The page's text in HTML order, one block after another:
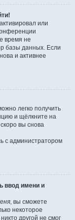
или
время не
базы данных. Если
и активнее
легко получить
и щёлкните на
вы снова
с администратором
ввод имени и
, вы сможете
некоторое
другой не смог